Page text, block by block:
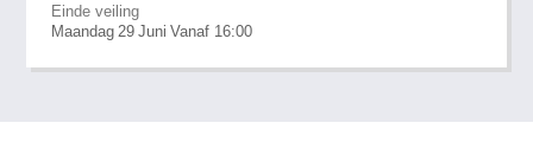
Einde veiling
Maandag 29 Juni Vanaf 16:00